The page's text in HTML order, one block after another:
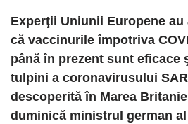
Experţii Uniunii Europene
că vaccinurile împotriva
până în prezent sunt eficace
tulpini a coronavirusului
descoperită în Marea
duminică ministrul german